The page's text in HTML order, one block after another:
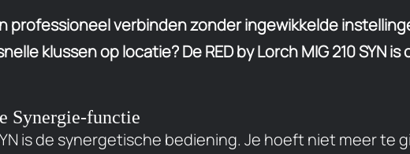
professioneel verbinden zonder ingewikkelde
klussen op locatie? De RED by Lorch MIG 210 SYN
Synergie-functie
is de synergetische bediening. Je hoeft niet meer te